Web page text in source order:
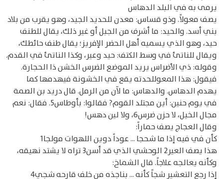
يرمى به في البلد الدهاس
يصف معولاً. وذو قساس: معدن للحديد الجيد، وهو يقرب من بلاد
بني أسد. والحيد: ما أشرف من الجبل أو غير ذلك، يقال للطنف
حيد، وهو الذي يسميه أهل الحضر الإفريز؛ يقال طنف حائطك،
ويقال للناتئ في وسط الكتف: حيد وعير، وكذا الناتئ في القدم.
وقوله: ذي الأضراس يريد الموضع الضرس الخشن ذا الحجارة.
فيقول: هذا المعوللحدته يقع في الخشونة فيهدمها كما
يهدم الدهاس. والدهاس: ما لآن من الرمل. قال دريد بن الصمة
في يوم حنين: أين مجتلد القوم? فقالوا: بأوطاس5. فقال: نعم
مجال الخيل، لا حزن ضرس6، ولا لين دهس!
وقال العجاج يصف حماراً:
كأن في فيه إذا ما شحجا ... عوداً دوين اللهوات مولجا1
هذا يصف العير2 الوحشي الذي قد أسن3 تراه لا يشتد نهيقه،
وكأنه يعالجه علاجاً. قال الشماخ:
إذا رجع التعشير شجاً كأنه ... بناجذه من خلف قارحه شجي4